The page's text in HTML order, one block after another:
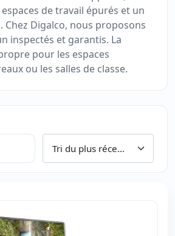
de travail épurés et un
Chez Digalco, nous proposons
inspectés et garantis. La
pour les espaces
ou les salles de classe.